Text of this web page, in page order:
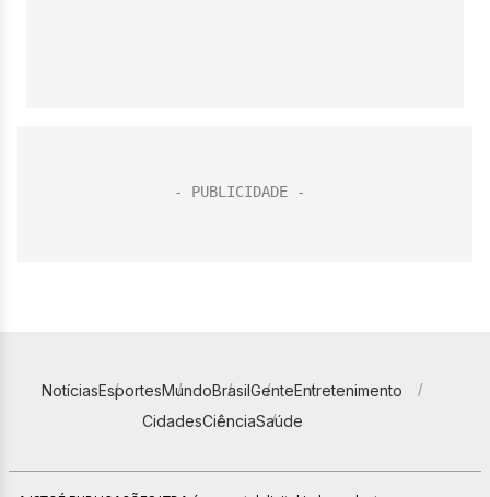
NotíciasEsportesMundoBrasilGenteEntretenimento
CidadesCiênciaSaúde